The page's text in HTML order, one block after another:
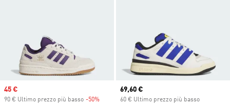
Sale price
45 €
90 € Ultimo prezzo più basso -50% Discount
Current price
69,60 €
60 € Ultimo prezzo più basso